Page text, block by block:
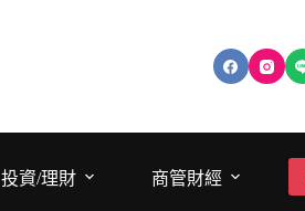
投資/理財 商管財經